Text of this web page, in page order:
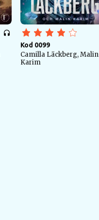
Kod 0099
Camilla Läckberg, Malin
Karim